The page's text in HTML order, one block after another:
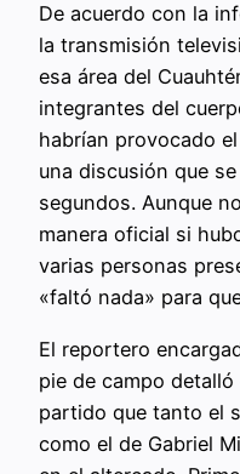
De acuerdo con la
la transmisión
esa área del
integrantes del
habrían provocado
una discusión que
segundos. Aunque
manera oficial si
varias personas
«faltó nada» para
El reportero
pie de campo
partido que tanto el
como el de Gabriel